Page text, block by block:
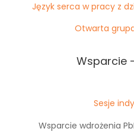
Język serca w pracy z
Otwarta
Wsparcie
Sesje
Wsparcie wdrożenia